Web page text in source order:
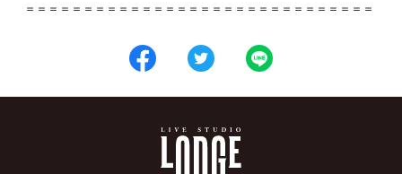
＝＝＝＝＝＝＝＝＝＝＝＝＝＝＝＝＝＝＝＝＝＝＝＝＝＝＝＝＝＝